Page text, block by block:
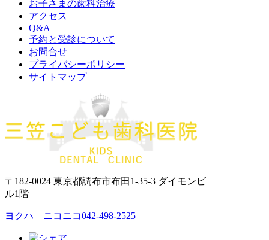
お子さまの歯科治療
アクセス
Q&A
予約と受診について
お問合せ
プライバシーポリシー
サイトマップ
〒182-0024 東京都調布市布田1-35-3 ダイモンビ
ル1階
ヨクハ ニコニコ042-498-2525